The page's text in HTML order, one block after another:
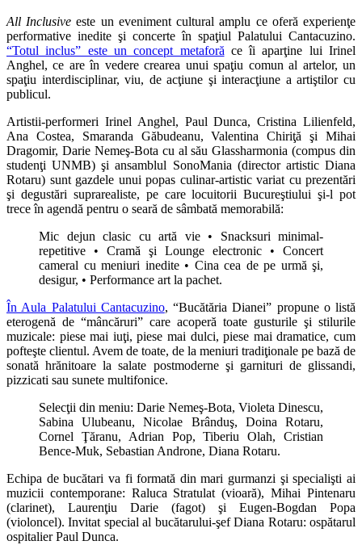
All Inclusive este un eveniment cultural amplu ce oferă experienţe
performative inedite şi concerte în spaţiul Palatului Cantacuzino.
“Totul inclus” este un concept metaforă ce îi aparţine lui Irinel
Anghel, ce are în vedere crearea unui spaţiu comun al artelor, un
spaţiu interdisciplinar, viu, de acţiune şi interacţiune a artiştilor cu
publicul.
Artistii-performeri Irinel Anghel, Paul Dunca, Cristina Lilienfeld,
Ana Costea, Smaranda Găbudeanu, Valentina Chiriţă şi Mihai
Dragomir, Darie Nemeş-Bota cu al său Glassharmonia (compus din
studenţi UNMB) şi ansamblul SonoMania (director artistic Diana
Rotaru) sunt gazdele unui popas culinar-artistic variat cu prezentări
şi degustări suprarealiste, pe care locuitorii Bucureştiului şi-l pot
trece în agendă pentru o seară de sâmbată memorabilă:
Mic dejun clasic cu artă vie • Snacksuri minimal-
repetitive • Cramă şi Lounge electronic • Concert
cameral cu meniuri inedite • Cina cea de pe urmă şi,
desigur, • Performance art la pachet.
În Aula Palatului Cantacuzino, “Bucătăria Dianei” propune o listă
eterogenă de “mâncăruri” care acoperă toate gusturile şi stilurile
muzicale: piese mai iuţi, piese mai dulci, piese mai dramatice, cum
pofteşte clientul. Avem de toate, de la meniuri tradiţionale pe bază de
sonată hrănitoare la salate postmoderne şi garnituri de glissandi,
pizzicati sau sunete multifonice.
Selecţii din meniu: Darie Nemeş-Bota, Violeta Dinescu,
Sabina Ulubeanu, Nicolae Brânduş, Doina Rotaru,
Cornel Ţăranu, Adrian Pop, Tiberiu Olah, Cristian
Bence-Muk, Sebastian Androne, Diana Rotaru.
Echipa de bucătari va fi formată din mari gurmanzi şi specialişti ai
muzicii contemporane: Raluca Stratulat (vioară), Mihai Pintenaru
(clarinet), Laurenţiu Darie (fagot) şi Eugen-Bogdan Popa
(violoncel). Invitat special al bucătarului-şef Diana Rotaru: ospătarul
ospitalier Paul Dunca.